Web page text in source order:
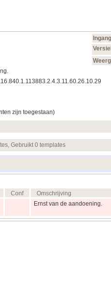
zijn toegestaan)
Gebruikt 0 templates
Conf Omschrijving
Ernst van de aandoening.